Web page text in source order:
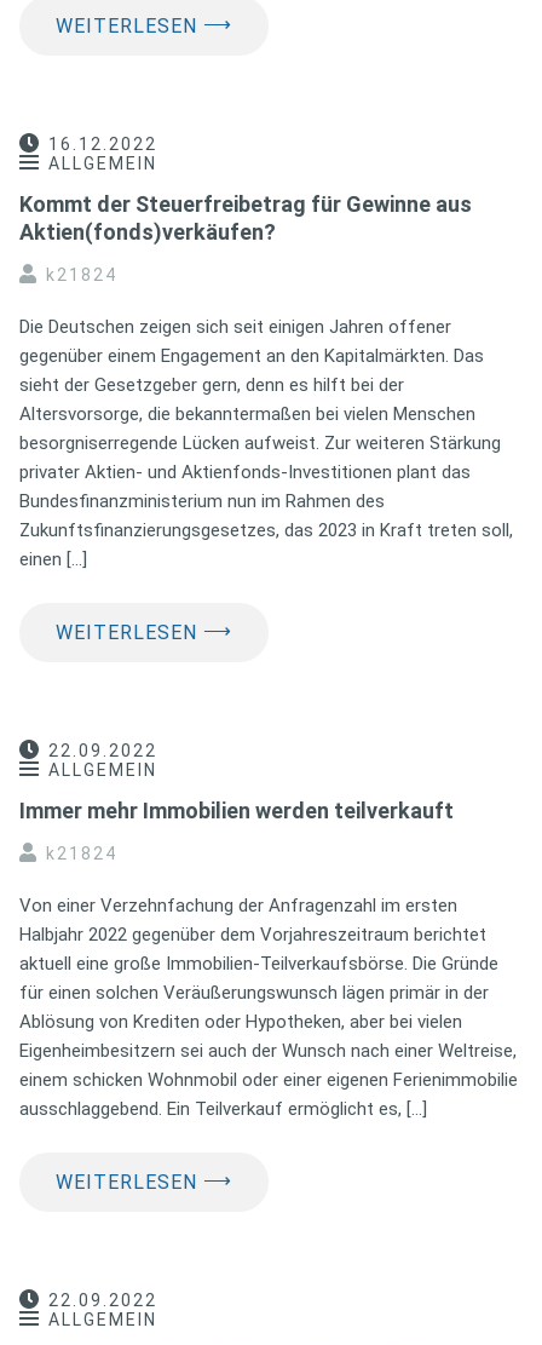
WEITERLESEN ⟶
16.12.2022
ALLGEMEIN
Kommt der Steuerfreibetrag für Gewinne aus
Aktien(fonds)verkäufen?
k21824
Die Deutschen zeigen sich seit einigen Jahren offener
gegenüber einem Engagement an den Kapitalmärkten. Das
sieht der Gesetzgeber gern, denn es hilft bei der
Altersvorsorge, die bekanntermaßen bei vielen Menschen
besorgniserregende Lücken aufweist. Zur weiteren Stärkung
privater Aktien- und Aktienfonds-Investitionen plant das
Bundesfinanzministerium nun im Rahmen des
Zukunftsfinanzierungsgesetzes, das 2023 in Kraft treten soll,
einen […]
WEITERLESEN ⟶
22.09.2022
ALLGEMEIN
Immer mehr Immobilien werden teilverkauft
k21824
Von einer Verzehnfachung der Anfragenzahl im ersten
Halbjahr 2022 gegenüber dem Vorjahreszeitraum berichtet
aktuell eine große Immobilien-Teilverkaufsbörse. Die Gründe
für einen solchen Veräußerungswunsch lägen primär in der
Ablösung von Krediten oder Hypotheken, aber bei vielen
Eigenheimbesitzern sei auch der Wunsch nach einer Weltreise,
einem schicken Wohnmobil oder einer eigenen Ferienimmobilie
ausschlaggebend. Ein Teilverkauf ermöglicht es, […]
WEITERLESEN ⟶
22.09.2022
ALLGEMEIN